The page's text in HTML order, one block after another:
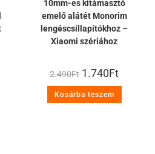
10mm-es kitámasztó
emelő alátét Monorim
lengéscsillapítókhoz –
Xiaomi szériához
2.490Ft 1.740Ft
Kosárba teszem